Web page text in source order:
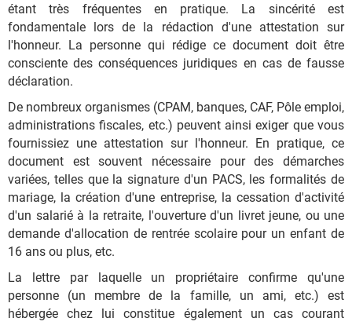
étant très fréquentes en pratique. La sincérité est
fondamentale lors de la rédaction d'une attestation sur
l'honneur. La personne qui rédige ce document doit être
consciente des conséquences juridiques en cas de fausse
déclaration.
De nombreux organismes (CPAM, banques, CAF, Pôle emploi,
administrations fiscales, etc.) peuvent ainsi exiger que vous
fournissiez une attestation sur l'honneur. En pratique, ce
document est souvent nécessaire pour des démarches
variées, telles que la signature d'un PACS, les formalités de
mariage, la création d'une entreprise, la cessation d'activité
d'un salarié à la retraite, l'ouverture d'un livret jeune, ou une
demande d'allocation de rentrée scolaire pour un enfant de
16 ans ou plus, etc.
La lettre par laquelle un propriétaire confirme qu'une
personne (un membre de la famille, un ami, etc.) est
hébergée chez lui constitue également un cas courant